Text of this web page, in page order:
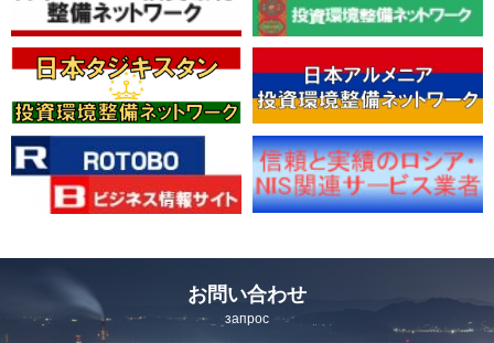
お問い合わせ
запрос